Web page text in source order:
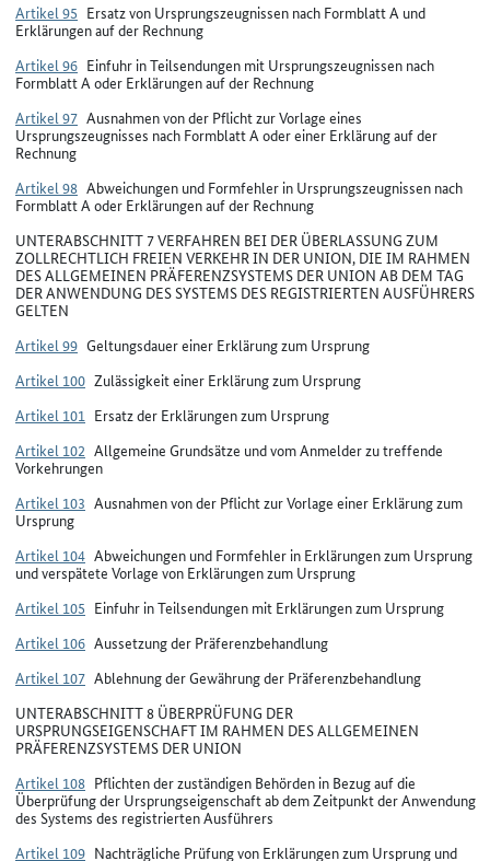
Artikel 95 Ersatz von Ursprungszeugnissen nach Formblatt A und
Erklärungen auf der Rechnung
Artikel 96 Einfuhr in Teilsendungen mit Ursprungszeugnissen nach
Formblatt A oder Erklärungen auf der Rechnung
Artikel 97 Ausnahmen von der Pflicht zur Vorlage eines
Ursprungszeugnisses nach Formblatt A oder einer Erklärung auf der
Rechnung
Artikel 98 Abweichungen und Formfehler in Ursprungszeugnissen nach
Formblatt A oder Erklärungen auf der Rechnung
UNTERABSCHNITT 7 VERFAHREN BEI DER ÜBERLASSUNG ZUM
ZOLLRECHTLICH FREIEN VERKEHR IN DER UNION, DIE IM RAHMEN
DES ALLGEMEINEN PRÄFERENZSYSTEMS DER UNION AB DEM TAG
DER ANWENDUNG DES SYSTEMS DES REGISTRIERTEN AUSFÜHRERS
GELTEN
Artikel 99 Geltungsdauer einer Erklärung zum Ursprung
Artikel 100 Zulässigkeit einer Erklärung zum Ursprung
Artikel 101 Ersatz der Erklärungen zum Ursprung
Artikel 102 Allgemeine Grundsätze und vom Anmelder zu treffende
Vorkehrungen
Artikel 103 Ausnahmen von der Pflicht zur Vorlage einer Erklärung zum
Ursprung
Artikel 104 Abweichungen und Formfehler in Erklärungen zum Ursprung
und verspätete Vorlage von Erklärungen zum Ursprung
Artikel 105 Einfuhr in Teilsendungen mit Erklärungen zum Ursprung
Artikel 106 Aussetzung der Präferenzbehandlung
Artikel 107 Ablehnung der Gewährung der Präferenzbehandlung
UNTERABSCHNITT 8 ÜBERPRÜFUNG DER
URSPRUNGSEIGENSCHAFT IM RAHMEN DES ALLGEMEINEN
PRÄFERENZSYSTEMS DER UNION
Artikel 108 Pflichten der zuständigen Behörden in Bezug auf die
Überprüfung der Ursprungseigenschaft ab dem Zeitpunkt der Anwendung
des Systems des registrierten Ausführers
Artikel 109 Nachträgliche Prüfung von Erklärungen zum Ursprung und